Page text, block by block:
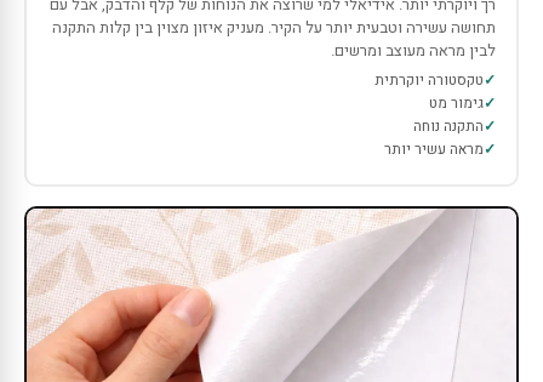
תחושה עשירה וטבעית יותר על הקיר. מעניק איזון מצוין בין קלות התקנה
לבין מראה מעוצב ומרשים.
טקסטורה יוקרתית
גימור מט
התקנה נוחה
מראה עשיר יותר